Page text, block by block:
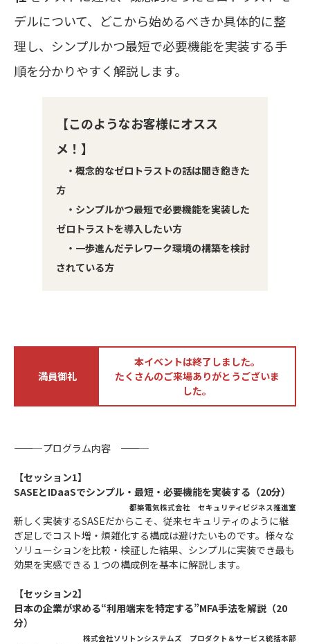
デルについて、どこから始めるべきか具体的に整
理し、シンプルかつ最短で必要機能を実装する手
順を分かりやすく解説します。
【このようなお客様にオスス
メ！】
・概念的なゼロトラストの話は聞き飽きた
方
・シンプルかつ最短で必要機能を実装した
ゼロトラストを導入したい方
・一歩進んだテレワーク環境の構築を検討
されている方
満員御礼
本イベントは終了しました。
たくさんのご来場ありがとうございま
した。
――――― プログラム内容 ―――――
【セッション1】
SASEとIDaaSでシンプル・最短・必要機能を実装する（20分）
都築電気株式会社 セキュリティビジネス推進室
新しく実装するSASEだからこそ、従来セキュリティのように継
ぎ足しでコスト増・煩雑化する構成は避けたいものです。様々な
ソリューションを比較・検証した結果、シンプルに実装でき最も
効果を実感できる１つの構成例を基本に解説します。
【セッション2】
日本の企業が求める“利用端末を特定する”MFA手法を解説（20
分）
株式会社ソリトンシステムズ プロダクト＆サービス統括本部